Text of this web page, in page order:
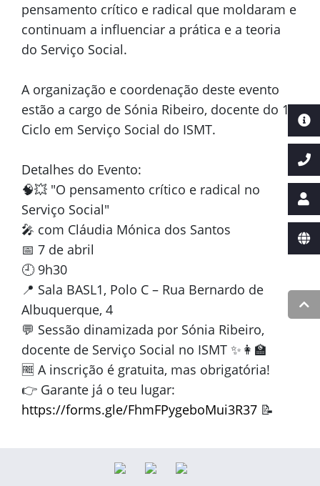
pensamento crítico e radical que moldaram e
continuam a influenciar a prática e a teoria
do Serviço Social.
A organização e coordenação deste evento
estão a cargo de Sónia Ribeiro, docente do 1º
Ciclo em Serviço Social do ISMT.
Detalhes do Evento:
🧠💥 "O pensamento crítico e radical no
Serviço Social"
🎤 com Cláudia Mónica dos Santos
📅 7 de abril
🕘 9h30
📍 Sala BASL1, Polo C – Rua Bernardo de
Albuquerque, 4
💬 Sessão dinamizada por Sónia Ribeiro,
docente de Serviço Social no ISMT ✨👩‍🏫
🆓 A inscrição é gratuita, mas obrigatória!
👉 Garante já o teu lugar:
https://forms.gle/FhmFPygeboMui3R37 📝